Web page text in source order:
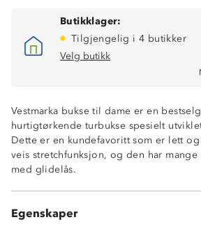
Butikklager:
Tilgjengelig i 4 butikker
Velg butikk
Vestmarka bukse til dame er en
hurtigtørkende turbukse spesielt
Dette er en kundefavoritt som er lett
veis stretchfunksjon, og den har
med glidelås.
Egenskaper
God bevegelighet
Lett vannavstøtende og trekker til
To frontlommer med glidelås
To lårlommer med glidelås
Beltehemper
Stretch4 95% nylon og 5% spandex